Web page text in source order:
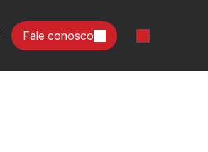
Fale conosco